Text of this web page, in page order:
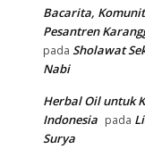
Bacarita,
Pesantren
pada Sholawat
Nabi
Herbal Oil untuk
Indonesia pada
Surya